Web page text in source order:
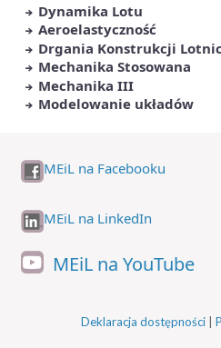
Dynamika Lotu
Aeroelastyczność
Drgania Konstrukcji
Mechanika Stosowana
Mechanika III
Modelowanie układów
MEiL na Facebooku
MEiL na LinkedIn
MEiL na YouTube
Deklaracja dostępności|